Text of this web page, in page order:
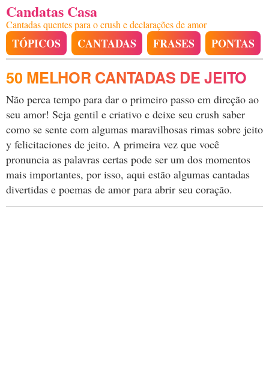
Candatas Casa
Cantadas quentes para o crush e declarações de amor
TÓPICOS CANTADAS FRASES PONTAS
50 MELHOR CANTADAS DE JEITO
Não perca tempo para dar o primeiro passo em direção ao
seu amor! Seja gentil e criativo e deixe seu crush saber
como se sente com algumas maravilhosas rimas sobre jeito
y felicitaciones de jeito. A primeira vez que você
pronuncia as palavras certas pode ser um dos momentos
mais importantes, por isso, aqui estão algumas cantadas
divertidas e poemas de amor para abrir seu coração.